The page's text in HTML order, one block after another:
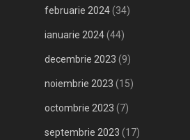
februarie 2024(34)
ianuarie 2024(44)
decembrie 2023 (9)
noiembrie 2023 (15)
octombrie 2023 (7)
septembrie 2023 (17)